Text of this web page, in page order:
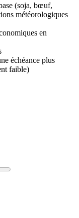
(soja, bœuf,
météorologiques
en
échéance plus
faible)